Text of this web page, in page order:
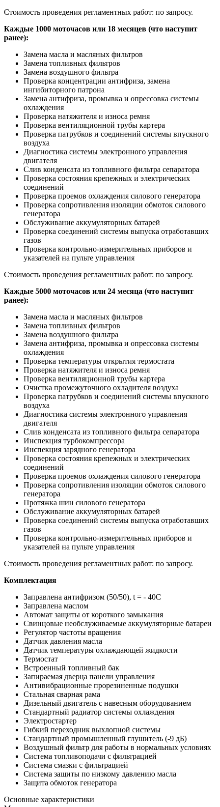
Стоимость проведения регламентных работ: по запросу.
Каждые 1000 моточасов или 18 месяцев (что наступит
ранее):
Замена масла и масляных фильтров
Замена топливных фильтров
Замена воздушного фильтра
Проверка концентрации антифриза, замена
ингибиторного патрона
Замена антифриза, промывка и опрессовка системы
охлаждения
Проверка натяжителя и износа ремня
Проверка вентиляционной трубы картера
Проверка патрубков и соединений системы впускного
воздуха
Диагностика системы электронного управления
двигателя
Слив конденсата из топливного фильтра сепаратора
Проверка состояния крепежных и электрических
соединений
Проверка проемов охлаждения силового генератора
Проверка сопротивления изоляции обмоток силового
генератора
Обслуживание аккумуляторных батарей
Проверка соединений системы выпуска отработавших
газов
Проверка контрольно-измерительных приборов и
указателей на пульте управления
Стоимость проведения регламентных работ: по запросу.
Каждые 5000 моточасов или 24 месяца (что наступит
ранее):
Замена масла и масляных фильтров
Замена топливных фильтров
Замена воздушного фильтра
Замена антифриза, промывка и опрессовка системы
охлаждения
Проверка температуры открытия термостата
Проверка натяжителя и износа ремня
Проверка вентиляционной трубы картера
Очистка промежуточного охладителя воздуха
Проверка патрубков и соединений системы впускного
воздуха
Диагностика системы электронного управления
двигателя
Слив конденсата из топливного фильтра сепаратора
Инспекция турбокомпрессора
Инспекция зарядного генератора
Проверка состояния крепежных и электрических
соединений
Проверка проемов охлаждения силового генератора
Проверка сопротивления изоляции обмоток силового
генератора
Протяжка шин силового генератора
Обслуживание аккумуляторных батарей
Проверка соединений системы выпуска отработавших
газов
Проверка контрольно-измерительных приборов и
указателей на пульте управления
Стоимость проведения регламентных работ: по запросу.
Комплектация
Заправлена антифризом (50/50), t = - 40C
Заправлена маслом
Автомат защиты от короткого замыкания
Свинцовые необслуживаемые аккумуляторные батареи
Регулятор частоты вращения
Датчик давления масла
Датчик температуры охлаждающей жидкости
Термостат
Встроенный топливный бак
Запираемая дверца панели управления
Антивибрационные прорезиненные подушки
Стальная сварная рама
Дизельный двигатель с навесным оборудованием
Стандартный радиатор системы охлаждения
Электростартер
Гибкий переходник выхлопной системы
Стандартный промышленный глушитель (-9 дБ)
Воздушный фильтр для работы в нормальных условиях
Система топливоподачи с фильтрацией
Система смазки с фильтрацией
Система защиты по низкому давлению масла
Защита обмоток генератора
Основные характеристики